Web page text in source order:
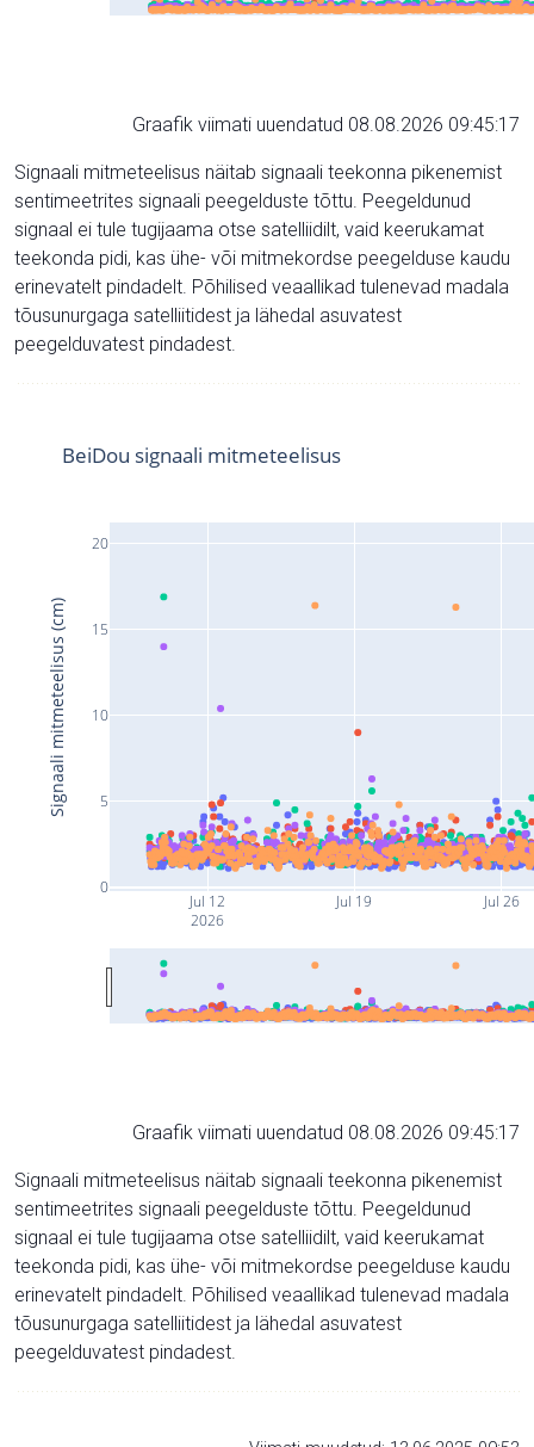
Graafik viimati uuendatud 08.08.2026 09:45:17
Signaali mitmeteelisus näitab signaali teekonna pikenemist
sentimeetrites signaali peegelduste tõttu. Peegeldunud
signaal ei tule tugijaama otse satelliidilt, vaid keerukamat
teekonda pidi, kas ühe- või mitmekordse peegelduse kaudu
erinevatelt pindadelt. Põhilised veaallikad tulenevad madala
tõusunurgaga satelliitidest ja lähedal asuvatest
peegelduvatest pindadest.
Jul 12
2026
Jul 19 Jul 26
0
5
10
15
20
BeiDou signaali mitmeteelisus
Signaali mitmeteelisus (cm)
Graafik viimati uuendatud 08.08.2026 09:45:17
Signaali mitmeteelisus näitab signaali teekonna pikenemist
sentimeetrites signaali peegelduste tõttu. Peegeldunud
signaal ei tule tugijaama otse satelliidilt, vaid keerukamat
teekonda pidi, kas ühe- või mitmekordse peegelduse kaudu
erinevatelt pindadelt. Põhilised veaallikad tulenevad madala
tõusunurgaga satelliitidest ja lähedal asuvatest
peegelduvatest pindadest.